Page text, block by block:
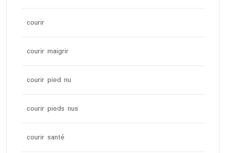
courir
courir maigrir
courir pied nu
courir pieds nus
courir santé